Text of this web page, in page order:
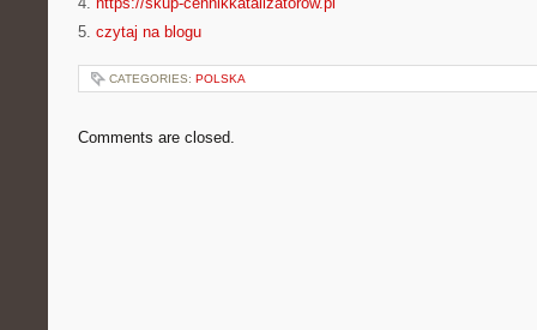
5. czytaj na blogu
CATEGORIES: POLSKA
Comments are closed.